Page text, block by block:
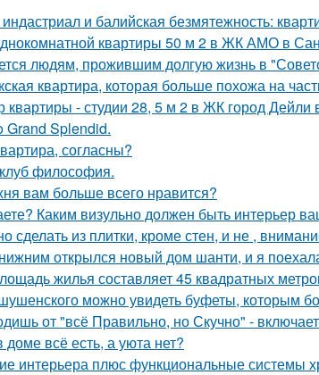
и балийская безмятежность:
квартиры 50 м 2 в ЖК АМО в
людям, прожившим долгую жизнь в
квартира, которая больше похожа на
квартиры - студии 28, 5 м 2 в ЖК город Дейли
Grand Splendid.
согласны?
философия.
вам больше всего нравится?
Каким визульно должен быть интерьер
сделать из плитки, кроме стен, и не ,
открылся новый дом шанти, и я
жилья составляет 45 квадратных
можно увидеть буфеты, которым
от "всё Правильно, но Скучно" -
всё есть, а уюта нет?
интерьера плюс функциональные системы